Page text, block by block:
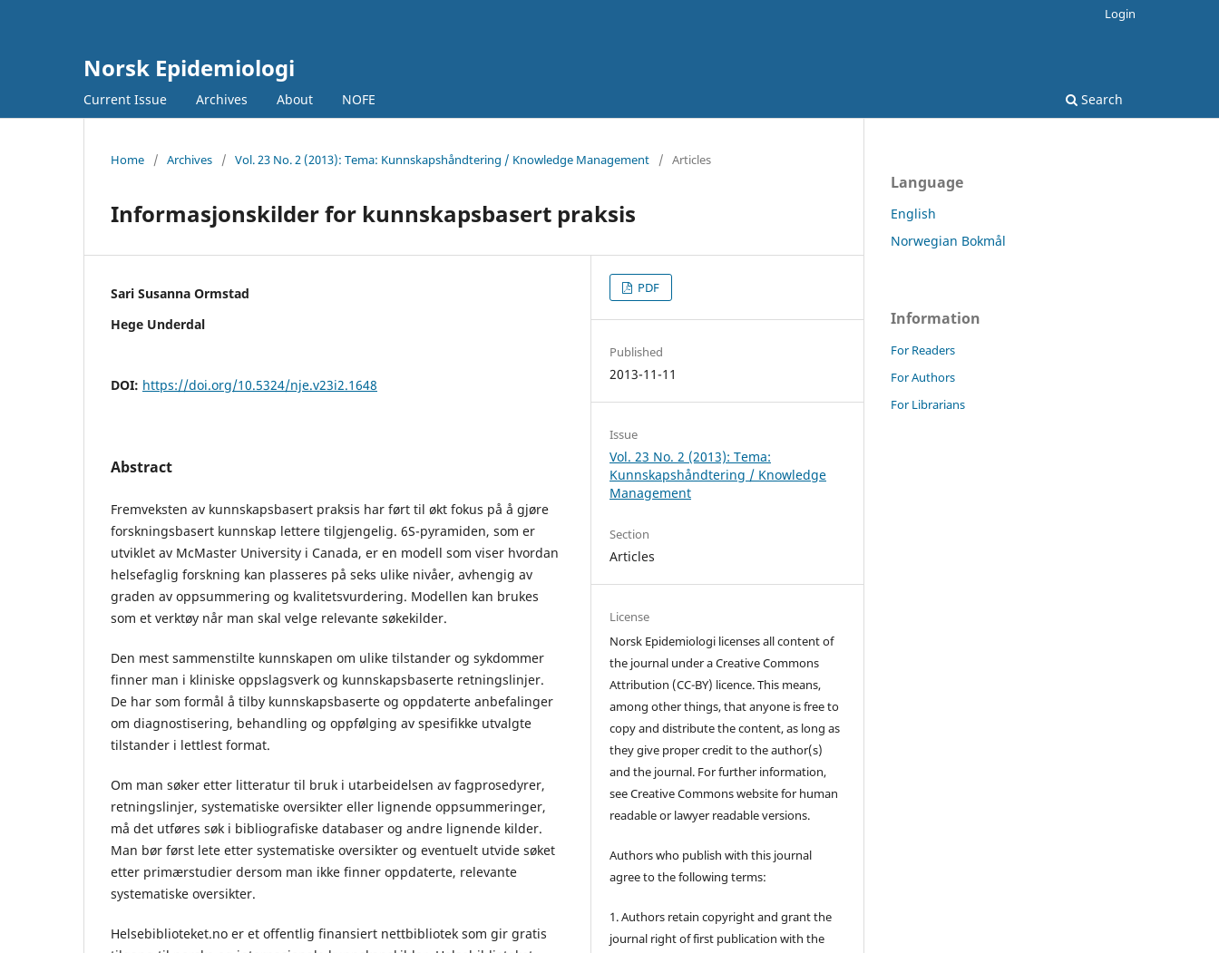
Norsk Epidemiologi
Current Issue Archives About NOFE Search
Login
Home / Archives / Vol. 23 No. 2 (2013): Tema: Kunnskapshåndtering / Knowledge Management / Articles
Informasjonskilder for kunnskapsbasert praksis
Sari Susanna Ormstad
Hege Underdal
DOI: https://doi.org/10.5324/nje.v23i2.1648
Abstract
Fremveksten av kunnskapsbasert praksis har ført til økt fokus på å gjøre
forskningsbasert kunnskap lettere tilgjengelig. 6S-pyramiden, som er
utviklet av McMaster University i Canada, er en modell som viser hvordan
helsefaglig forskning kan plasseres på seks ulike nivåer, avhengig av
graden av oppsummering og kvalitetsvurdering. Modellen kan brukes
som et verktøy når man skal velge relevante søkekilder.
Den mest sammenstilte kunnskapen om ulike tilstander og sykdommer
finner man i kliniske oppslagsverk og kunnskapsbaserte retningslinjer.
De har som formål å tilby kunnskapsbaserte og oppdaterte anbefalinger
om diagnostisering, behandling og oppfølging av spesifikke utvalgte
tilstander i lettlest format.
Om man søker etter litteratur til bruk i utarbeidelsen av fagprosedyrer,
retningslinjer, systematiske oversikter eller lignende oppsummeringer,
må det utføres søk i bibliografiske databaser og andre lignende kilder.
Man bør først lete etter systematiske oversikter og eventuelt utvide søket
etter primærstudier dersom man ikke finner oppdaterte, relevante
systematiske oversikter.
Helsebiblioteket.no er et offentlig finansiert nettbibliotek som gir gratis
PDF
Published
2013-11-11
Issue
Vol. 23 No. 2 (2013): Tema:
Kunnskapshåndtering / Knowledge
Management
Section
Articles
License
Norsk Epidemiologi licenses all content of
the journal under a Creative Commons
Attribution (CC-BY) licence. This means,
among other things, that anyone is free to
copy and distribute the content, as long as
they give proper credit to the author(s)
and the journal. For further information,
see Creative Commons website for human
readable or lawyer readable versions.
Authors who publish with this journal
agree to the following terms:
1. Authors retain copyright and grant the
journal right of first publication with the
Language
English
Norwegian Bokmål
Information
For Readers
For Authors
For Librarians